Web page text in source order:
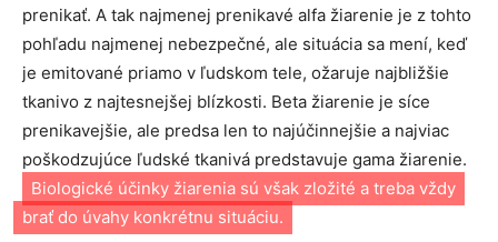
prenikať. A tak najmenej prenikavé alfa žiarenie je z tohto
pohľadu najmenej nebezpečné, ale situácia sa mení, keď
je emitované priamo v ľudskom tele, ožaruje najbližšie
tkanivo z najtesnejšej blízkosti. Beta žiarenie je síce
prenikavejšie, ale predsa len to najúčinnejšie a najviac
poškodzujúce ľudské tkanivá predstavuje gama žiarenie.
Biologické účinky žiarenia sú však zložité a treba vždy
brať do úvahy konkrétnu situáciu.